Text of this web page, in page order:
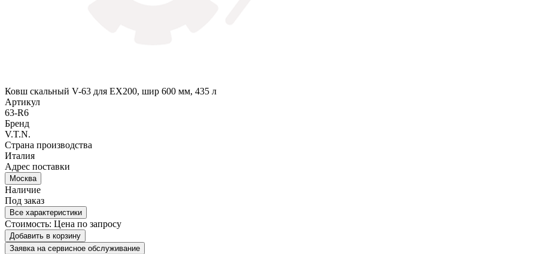
Ковш скальный V-63 для EX200, шир 600 мм, 435 л
Артикул
63-R6
Бренд
V.T.N.
Страна производства
Италия
Адрес поставки
Москва
Наличие
Под заказ
Все характеристики
Стоимость: Цена по запросу
Добавить в корзину
Заявка на сервисное обслуживание